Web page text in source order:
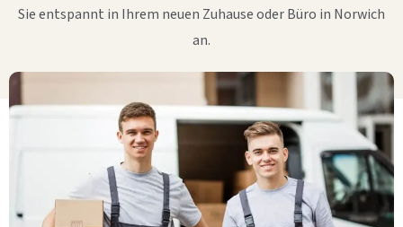
Sie entspannt in Ihrem neuen Zuhause oder Büro in Norwich
an.